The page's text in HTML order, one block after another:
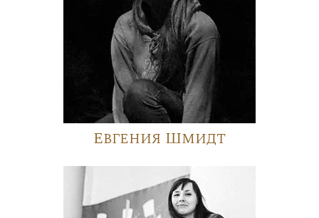
Евгения Шмидт